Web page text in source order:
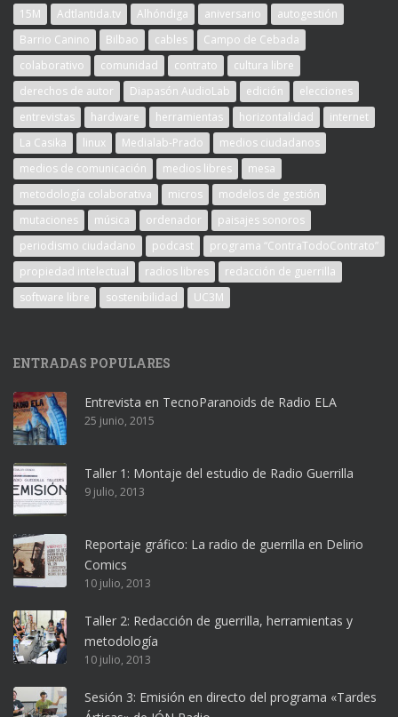
15M Adtlantida.tv Alhóndiga aniversario
autogestión
Barrio Canino
Bilbao cables
Campo de Cebada
colaborativo
comunidad contrato
cultura libre
derechos de autor
Diapasón AudioLab edición
elecciones
entrevistas
hardware herramientas horizontalidad
internet
La Casika
linux Medialab-Prado
medios ciudadanos
medios de comunicación
medios libres
mesa
metodología colaborativa
micros
modelos de gestión
mutaciones
música ordenador
paisajes sonoros
periodismo ciudadano
podcast
programa “ContraTodoContrato”
propiedad intelectual
radios libres
redacción de guerrilla
software libre
sostenibilidad UC3M
ENTRADAS POPULARES
Entrevista en TecnoParanoids de Radio ELA
25 junio, 2015
Taller 1: Montaje del estudio de Radio Guerrilla
9 julio, 2013
Reportaje gráfico: La radio de guerrilla en Delirio
Comics
10 julio, 2013
Taller 2: Redacción de guerrilla, herramientas y
metodología
10 julio, 2013
Sesión 3: Emisión en directo del programa «Tardes